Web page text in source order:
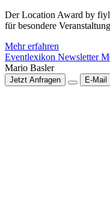
Der Location Award by
für besondere
Mehr erfahren
Eventlexikon Newsletter
Mario Basler
Jetzt Anfragen E-Mail